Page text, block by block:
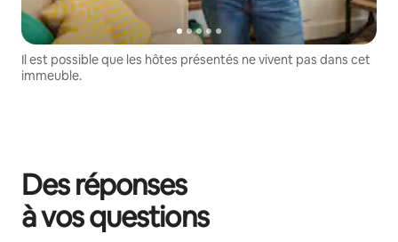
Il est possible que les hôtes présentés ne vivent pas dans cet
immeuble.
Des réponses
à vos questions